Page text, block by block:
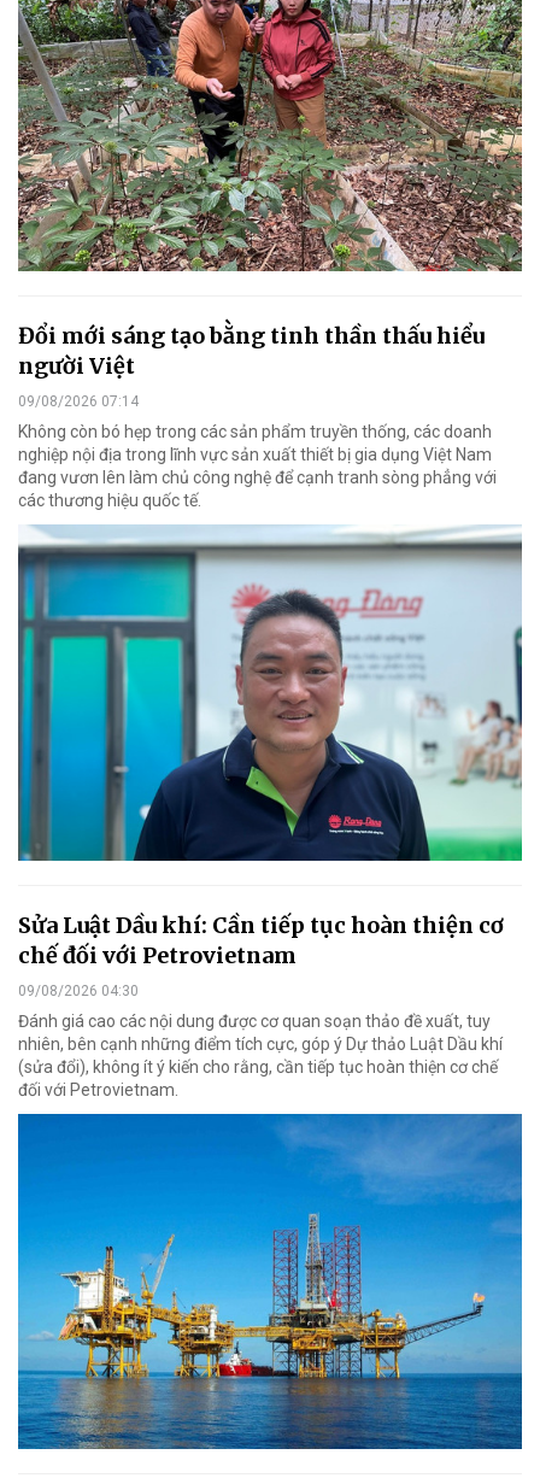
Đổi mới sáng tạo bằng tinh thần thấu hiểu
người Việt
09/08/2026 07:14
Không còn bó hẹp trong các sản phẩm truyền thống, các doanh
nghiệp nội địa trong lĩnh vực sản xuất thiết bị gia dụng Việt Nam
đang vươn lên làm chủ công nghệ để cạnh tranh sòng phẳng với
các thương hiệu quốc tế.
Sửa Luật Dầu khí: Cần tiếp tục hoàn thiện cơ
chế đối với Petrovietnam
09/08/2026 04:30
Đánh giá cao các nội dung được cơ quan soạn thảo đề xuất, tuy
nhiên, bên cạnh những điểm tích cực, góp ý Dự thảo Luật Dầu khí
(sửa đổi), không ít ý kiến cho rằng, cần tiếp tục hoàn thiện cơ chế
đối với Petrovietnam.